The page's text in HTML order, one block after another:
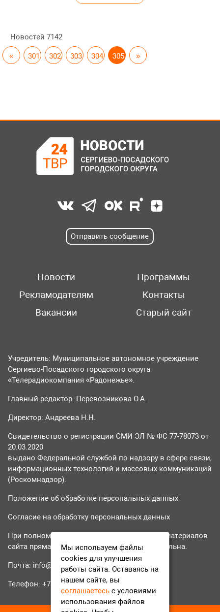
Новостей 7142
« 301 302 303 304 305 »
Отправить сообщение
Новости
Программы
Рекламодателям
Контакты
Вакансии
Старый сайт
Учредитель: Муниципальное автономное учреждение
Сергиево-Посадского городского округа
«Телерадиокомпания «Радонежье».
Главный редактор: Перевозникова О.А.
Директор: Андреева Н.Н.
Свидетельство о регистрации СМИ ЭЛ № ФС 77-78073 от
20.03.2020
выдано Федеральной службой по надзору в сфере связи,
информационных технологий и массовых коммуникаций
(Роскомнадзор).
Положение об обработке персональных данных
Согласие на обработку персональных данных
При полном или частичном использовании материалов
сайта прямая гиперссылка на tvr24.tv обязательна.
Почта: info@tvr24.tv
Телефон: +7 (496) 551-04-95
Мы используем файлы
cookies для улучшения
работы сайта. Оставаясь на
нашем сайте, вы
соглашаетесь с условиями
использования файлов